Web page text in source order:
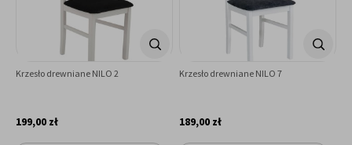
Krzesło drewniane NILO 2
199,00 zł
Krzesło drewniane NILO 7
189,00 zł